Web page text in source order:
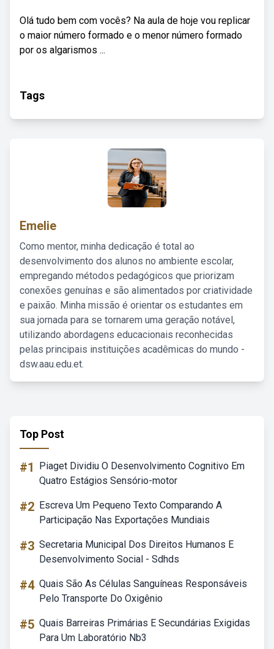
Olá tudo bem com vocês? Na aula de hoje vou replicar
o maior número formado e o menor número formado
por os algarismos ...
Tags
Emelie
Como mentor, minha dedicação é total ao
desenvolvimento dos alunos no ambiente escolar,
empregando métodos pedagógicos que priorizam
conexões genuínas e são alimentados por criatividade
e paixão. Minha missão é orientar os estudantes em
sua jornada para se tornarem uma geração notável,
utilizando abordagens educacionais reconhecidas
pelas principais instituições acadêmicas do mundo -
dsw.aau.edu.et.
Top Post
#1
Piaget Dividiu O Desenvolvimento Cognitivo Em
Quatro Estágios Sensório-motor
#2 Escreva Um Pequeno Texto Comparando A
Participação Nas Exportações Mundiais
#3 Secretaria Municipal Dos Direitos Humanos E
Desenvolvimento Social - Sdhds
#4 Quais São As Células Sanguíneas Responsáveis
Pelo Transporte Do Oxigênio
#5 Quais Barreiras Primárias E Secundárias Exigidas
Para Um Laboratório Nb3